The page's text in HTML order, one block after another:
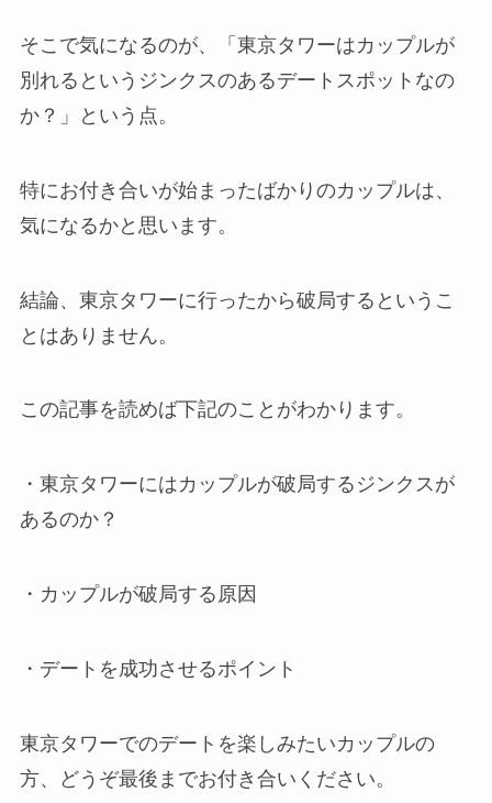
そこで気になるのが、「東京タワーはカップルが
別れるというジンクスのあるデートスポットなの
か？」という点。
特にお付き合いが始まったばかりのカップルは、
気になるかと思います。
結論、東京タワーに行ったから破局するというこ
とはありません。
この記事を読めば下記のことがわかります。
・東京タワーにはカップルが破局するジンクスが
あるのか？
・カップルが破局する原因
・デートを成功させるポイント
東京タワーでのデートを楽しみたいカップルの
方、どうぞ最後までお付き合いください。